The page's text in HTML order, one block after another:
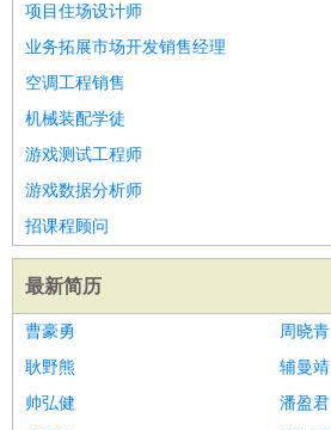
项目住场设计师
业务拓展市场开发销售经理
空调工程销售
机械装配学徒
游戏测试工程师
游戏数据分析师
招课程顾问
最新简历
曹豪勇
周晓青
耿野熊
辅曼靖
帅弘健
潘盈君